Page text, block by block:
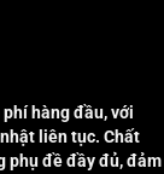
hàng đầu, với
liên tục. Chất
phụ đề đầy đủ, đảm